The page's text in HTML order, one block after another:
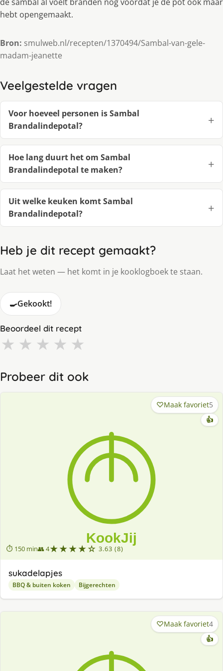
hebt opengemaakt.
Bron: smulweb.nl/recepten/1370494/Sambal-van-gele-
madam-jeanette
Veelgestelde vragen
Voor hoeveel personen is Sambal
Brandalindepotal?
Hoe lang duurt het om Sambal
Brandalindepotal te maken?
Uit welke keuken komt Sambal
Brandalindepotal?
Heb je dit recept gemaakt?
Laat het weten — het komt in je kooklogboek te staan.
🍳Gekookt!
Beoordeel dit recept
★ ★ ★ ★ ★
Probeer dit ook
⏱ 150 min👥 4★★★★☆ 3.63 (8)
Maak favoriet5
👍
sukadelapjes
BBQ & buiten koken Bijgerechten
Maak favoriet4
👍